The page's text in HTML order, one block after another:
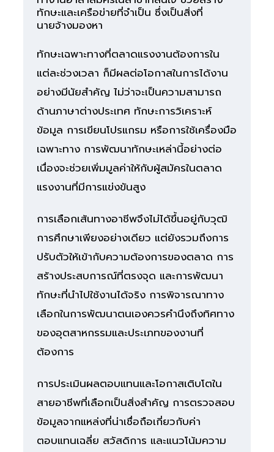
ทักษะและเครือข่ายที่จำเป็น ซึ่งเป็นสิ่งที่
นายจ้างมองหา
ทักษะเฉพาะทางที่ตลาดแรงงานต้องการใน
แต่ละช่วงเวลา ก็มีผลต่อโอกาสในการได้งาน
อย่างมีนัยสำคัญ ไม่ว่าจะเป็นความสามารถ
ด้านภาษาต่างประเทศ ทักษะการวิเคราะห์
ข้อมูล การเขียนโปรแกรม หรือการใช้เครื่องมือ
เฉพาะทาง การพัฒนาทักษะเหล่านี้อย่างต่อ
เนื่องจะช่วยเพิ่มมูลค่าให้กับผู้สมัครในตลาด
แรงงานที่มีการแข่งขันสูง
การเลือกเส้นทางอาชีพจึงไม่ได้ขึ้นอยู่กับวุฒิ
การศึกษาเพียงอย่างเดียว แต่ยังรวมถึงการ
ปรับตัวให้เข้ากับความต้องการของตลาด การ
สร้างประสบการณ์ที่ตรงจุด และการพัฒนา
ทักษะที่นำไปใช้งานได้จริง การพิจารณาทาง
เลือกในการพัฒนาตนเองควรคำนึงถึงทิศทาง
ของอุตสาหกรรมและประเภทของงานที่
ต้องการ
การประเมินผลตอบแทนและโอกาสเติบโตใน
สายอาชีพที่เลือกเป็นสิ่งสำคัญ การตรวจสอบ
ข้อมูลจากแหล่งที่น่าเชื่อถือเกี่ยวกับค่า
ตอบแทนเฉลี่ย สวัสดิการ และแนวโน้มความ